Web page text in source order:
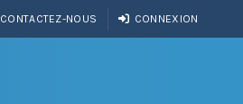
CONTACTEZ-NOUS CONNEXION